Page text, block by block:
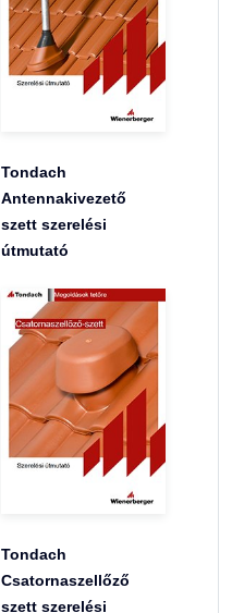
Tondach
Antennakivezető
szett szerelési
útmutató
Tondach
Csatornaszellőző
szett szerelési